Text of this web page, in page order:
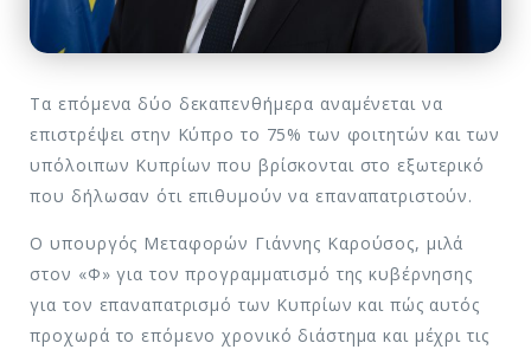
Τα επόμενα δύο δεκαπενθήμερα αναμένεται να
επιστρέψει στην Κύπρο το 75% των φοιτητών και των
υπόλοιπων Κυπρίων που βρίσκονται στο εξωτερικό
που δήλωσαν ότι επιθυμούν να επαναπατριστούν.
Ο υπουργός Μεταφορών Γιάννης Καρούσος, μιλά
στον «Φ» για τον προγραμματισμό της κυβέρνησης
για τον επαναπατρισμό των Κυπρίων και πώς αυτός
προχωρά το επόμενο χρονικό διάστημα και μέχρι τις